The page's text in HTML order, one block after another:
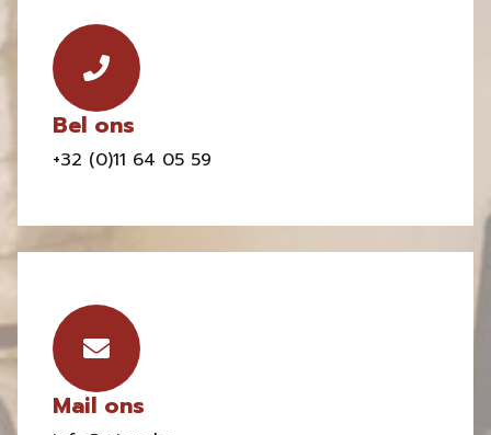
Bel ons
+32 (0)11 64 05 59
Mail ons